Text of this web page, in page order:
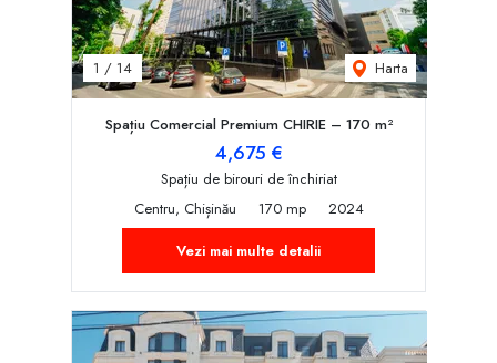
1 / 14 Harta
Spațiu Comercial Premium CHIRIE – 170 m²
4,675 €
Spațiu de birouri de închiriat
Centru, Chișinău
170 mp
2024
Vezi mai multe detalii